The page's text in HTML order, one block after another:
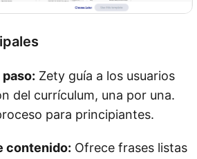
Zety guía a los usuarios
del currículum, una por una.
para principiantes.
contenido: Ofrece frases listas